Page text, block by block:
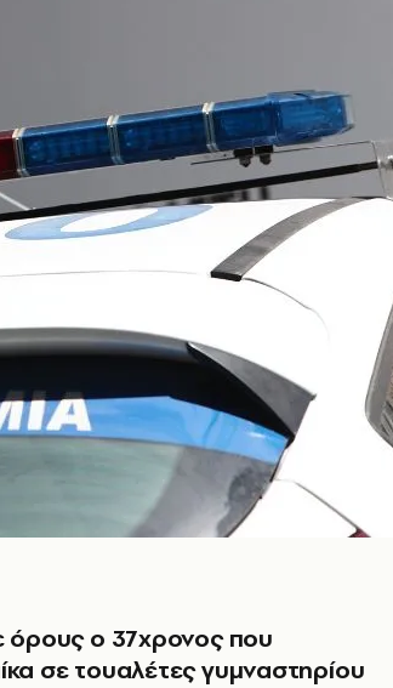
όρους ο 37χρονος που
σε τουαλέτες γυμναστηρίου